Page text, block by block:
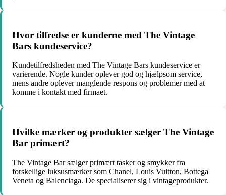
Hvor tilfredse er kunderne med The Vintage
Bars kundeservice?
Kundetilfredsheden med The Vintage Bars kundeservice er
varierende. Nogle kunder oplever god og hjælpsom service,
mens andre oplever manglende respons og problemer med at
komme i kontakt med firmaet.
Hvilke mærker og produkter sælger The Vintage
Bar primært?
The Vintage Bar sælger primært tasker og smykker fra
forskellige luksusmærker som Chanel, Louis Vuitton, Bottega
Veneta og Balenciaga. De specialiserer sig i vintageprodukter.